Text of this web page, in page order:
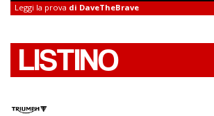
Leggi la prova di DaveTheBrave
LISTINO